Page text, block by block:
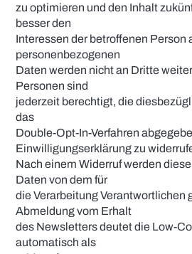
zu optimieren und den Inhalt
besser den
Interessen der betroffenen Person
personenbezogenen
Daten werden nicht an Dritte
Personen sind
jederzeit berechtigt, die
das
Double-Opt-In-Verfahren
Einwilligungserklärung zu
Nach einem Widerruf werden
Daten von dem für
die Verarbeitung Verantwortlichen
Abmeldung vom Erhalt
des Newsletters deutet die Low-
automatisch als